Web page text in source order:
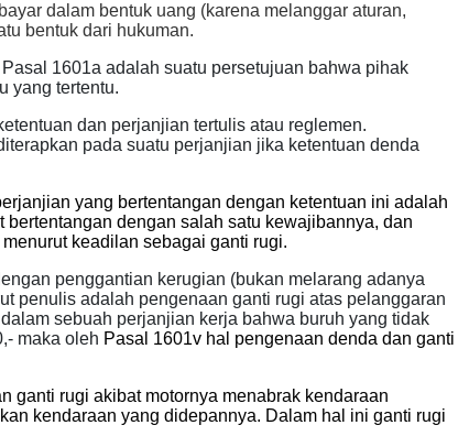
dalam bentuk uang (karena melanggar aturan,
bentuk dari hukuman.
Pasal 1601a adalah suatu persetujuan bahwa pihak
yang tertentu.
dan perjanjian tertulis atau reglemen.
pada suatu perjanjian jika ketentuan denda
yang bertentangan dengan ketentuan ini adalah
dengan salah satu kewajibannya, dan
keadilan sebagai ganti rugi.
penggantian kerugian (bukan melarang adanya
penulis adalah pengenaan ganti rugi atas pelanggaran
dalam sebuah perjanjian kerja bahwa buruh yang tidak
maka oleh Pasal 1601v hal pengenaan denda dan ganti
ganti rugi akibat motornya menabrak kendaraan
kendaraan yang didepannya. Dalam hal ini ganti rugi